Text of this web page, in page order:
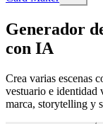
Generador
con IA
Crea varias escenas
vestuario e identidad
marca, storytelling y